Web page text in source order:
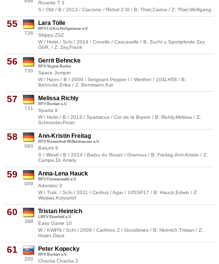
Roxette T 3
S / Old / B / 2013 / Ciacomo / Rebel Z III / B: Thiel,Carina / Z: Thiel,Wolfgang
55
726
Lara Tölle
RFV f.d.Krs.Hofgeismar e.V.
Skippy ZSZ
W / Holst / Schi / 2014 / Conello / Cascavelle / B: Zucht u.Sportpferde Zey
GbR, / Z: Zey,Frank
56
730
Gerrit Behncke
RFV Vogtei-Ruthe
Space Jumper
W / Hann / B / 2009 / Sergeant Pepper I / Werther / 104LH58 / B:
Behncke,Erika / Z: Bemmann,Kai
57
731
Melissa Richly
RFV Borken e.V.
Sparta 9
W / Holst / B / 2013 / Spartacus / Cor de la Bryere / B: Richly,Melissa / Z:
Schroeder,Peter
58
060
Ann-Kristin Freitag
RFV Rosenthal-Willershausen e.V.
Batumi 9
S / Westf / B / 2014 / Balou du Rouet / Grannus / B: Freitag,Ann-Kristin / Z:
Campe,Dr. Amely
59
009
Anna-Lena Hauck
RFV Fürstenwald e.V.
Adorator 3
W / Trak. / Schi / 2011 / Cedrus / Agar / 105SP17 / B: Hauck,Edwin / Z:
Wojsiat,Krzysztof
60
398
Tristan Heinrich
LRFV Eiterfeld e.V.
Easy Game 10
W / KWPN / Schi / 2009 / Carthino Z / Goodtimes / B: Heinrich,Tristan / Z:
Hujan,Daya
61
200
Peter Kopecky
RFV Borken e.V.
Chacka Chacka 3